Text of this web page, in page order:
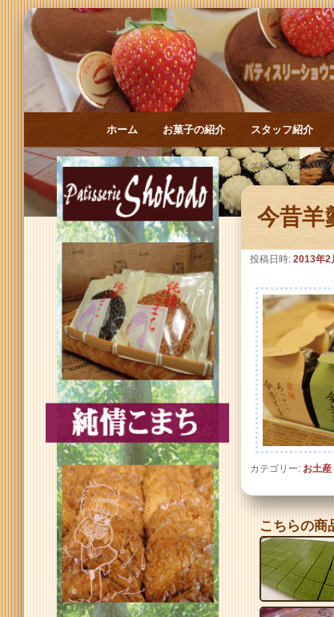
メインメニュー
メインコンテンツへ移動
サブコンテンツへ移動
ホーム お菓子の紹介 スタッフ紹介
タグ別アーカイブ:よ
今昔羊
投稿日時: 2013年2
カテゴリー: お土
こちらの商